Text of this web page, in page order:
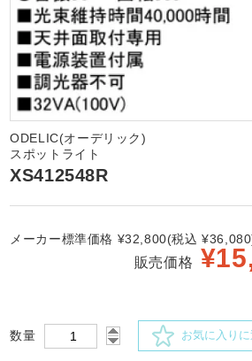
ODELIC(オーデリック)
スポットライト
XS412548R
メーカー標準価格 ¥32,800(税込
販売価格 ¥
数量 お気に入りに